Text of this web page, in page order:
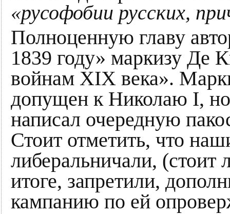
«русофобии русских,
Полноценную главу
1839 году» маркизу Де
войнам XIX века».
допущен к Николаю I, но
написал очередную
Стоит отметить, что
либеральничали, (стоит
итоге, запретили,
кампанию по ей